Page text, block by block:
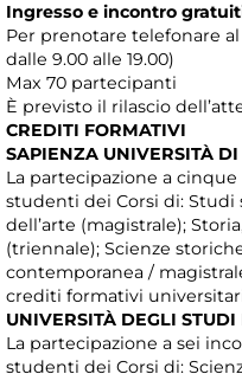
Ingresso e incontro
Per prenotare telefonare
dalle 9.00 alle 19.00)
Max 70 partecipanti
È previsto il rilascio
CREDITI FORMATIVI
SAPIENZA UNIVERSITÀ
La partecipazione a
studenti dei Corsi di:
dell’arte (magistrale);
(triennale); Scienze
contemporanea /
crediti formativi
UNIVERSITÀ DEGLI STUDI
La partecipazione a sei
studenti dei Corsi di: